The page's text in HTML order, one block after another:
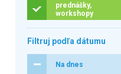
prednášky,
workshopy
Filtruj podľa dátumu
Na dnes